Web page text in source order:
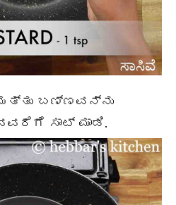
ಬಣ್ಣವನ್ನು
ಸಾಟ್ ಮಾಡಿ.